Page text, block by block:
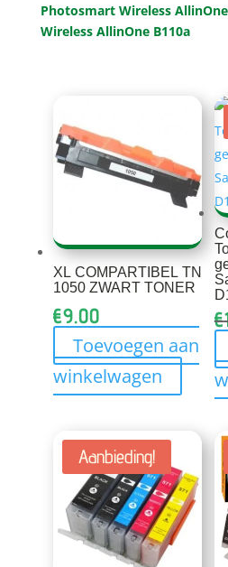
Photosmart Wireless AllinOne
Wireless AllinOne B110a
XL COMPARTIBEL TN
1050 ZWART TONER
€9.00
Toevoegen aan
winkelwagen
€
Aanbieding!